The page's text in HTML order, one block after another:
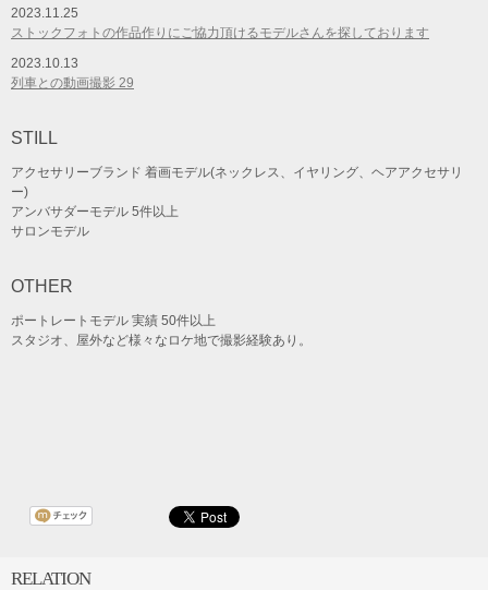
2023.11.25
ストックフォトの作品作りにご協力頂けるモデルさんを探しております
2023.10.13
列車との動画撮影 29
STILL
アクセサリーブランド 着画モデル(ネックレス、イヤリング、ヘアアクセサリ
ー)
アンバサダーモデル 5件以上
サロンモデル
OTHER
ポートレートモデル 実績 50件以上
スタジオ、屋外など様々なロケ地で撮影経験あり。
RELATION